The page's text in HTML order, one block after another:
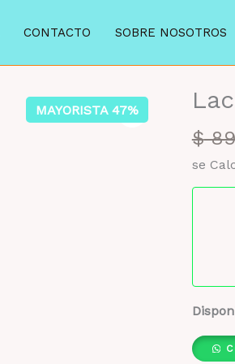
CONTACTO SOBRE NOSOTROS
MAYORISTA 47%
$
se